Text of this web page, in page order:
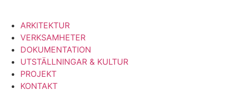
ARKITEKTUR
VERKSAMHETER
DOKUMENTATION
UTSTÄLLNINGAR & KULTUR
PROJEKT
KONTAKT